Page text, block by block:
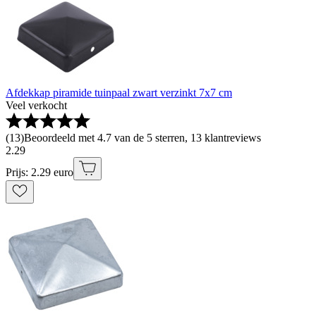
Afdekkap piramide tuinpaal zwart verzinkt 7x7 cm
Veel verkocht
(13)Beoordeeld met 4.7 van de 5 sterren, 13 klantreviews
2.29
Prijs: 2.29 euro